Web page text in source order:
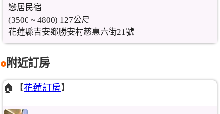
戀居民宿
(3500 ~ 4800) 127公尺
花蓮縣吉安鄉勝安村慈惠六街21號
附近訂房
🏠【花蓮訂房】